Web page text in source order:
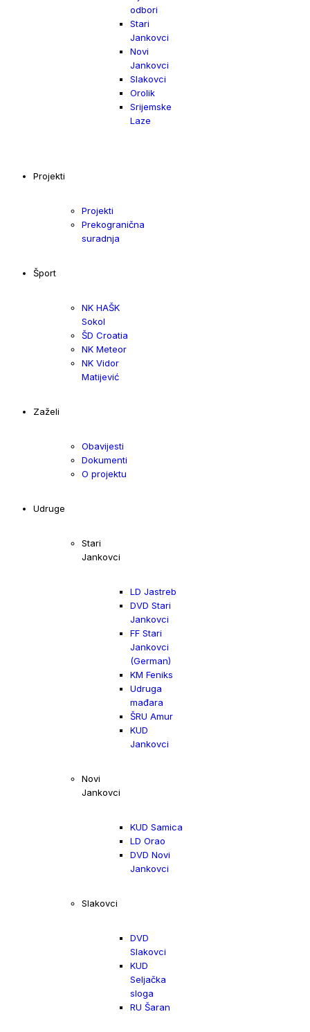
odbori
Stari
Jankovci
Novi
Jankovci
Slakovci
Orolik
Srijemske
Laze
Projekti
Projekti
Prekogranična
suradnja
Šport
NK HAŠK
Sokol
ŠD Croatia
NK Meteor
NK Vidor
Matijević
Zaželi
Obavijesti
Dokumenti
O projektu
Udruge
Stari
Jankovci
LD Jastreb
DVD Stari
Jankovci
FF Stari
Jankovci
(German)
KM Feniks
Udruga
mađara
ŠRU Amur
KUD
Jankovci
Novi
Jankovci
KUD Samica
LD Orao
DVD Novi
Jankovci
Slakovci
DVD
Slakovci
KUD
Seljačka
sloga
RU Šaran